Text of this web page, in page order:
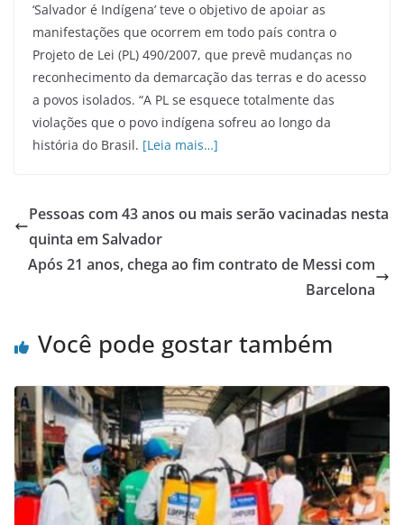
‘Salvador é Indígena’ teve o objetivo de apoiar as
manifestações que ocorrem em todo país contra o
Projeto de Lei (PL) 490/2007, que prevê mudanças no
reconhecimento da demarcação das terras e do acesso
a povos isolados. “A PL se esquece totalmente das
violações que o povo indígena sofreu ao longo da
história do Brasil. [Leia mais…]
Pessoas com 43 anos ou mais serão vacinadas nesta
quinta em Salvador
Após 21 anos, chega ao fim contrato de Messi com
Barcelona
Você pode gostar também